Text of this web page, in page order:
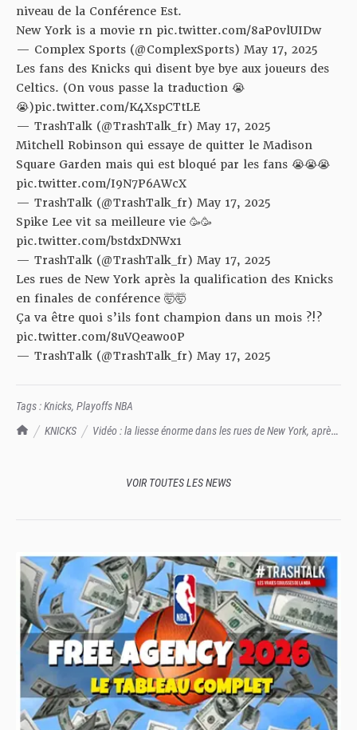
TrashTalk Actu NBA
KNICKS
Vidéo : la liesse énorme dans les rues de New York, après
niveau de la Conférence Est.
New York is a movie rn pic.twitter.com/8aP0vlUIDw
— Complex Sports (@ComplexSports) May 17, 2025
Les fans des Knicks qui disent bye bye aux joueurs des
Celtics. (On vous passe la traduction 😭
😭)pic.twitter.com/K4XspCTtLE
— TrashTalk (@TrashTalk_fr) May 17, 2025
Mitchell Robinson qui essaye de quitter le Madison
Square Garden mais qui est bloqué par les fans 😭😭😭
pic.twitter.com/I9N7P6AWcX
— TrashTalk (@TrashTalk_fr) May 17, 2025
Spike Lee vit sa meilleure vie 🥳🥳
pic.twitter.com/bstdxDNWx1
— TrashTalk (@TrashTalk_fr) May 17, 2025
Les rues de New York après la qualification des Knicks
en finales de conférence 🤯🤯
Ça va être quoi s’ils font champion dans un mois ?!?
pic.twitter.com/8uVQeawo0P
— TrashTalk (@TrashTalk_fr) May 17, 2025
Tags :Knicks, Playoffs NBA
VOIR TOUTES LES NEWS